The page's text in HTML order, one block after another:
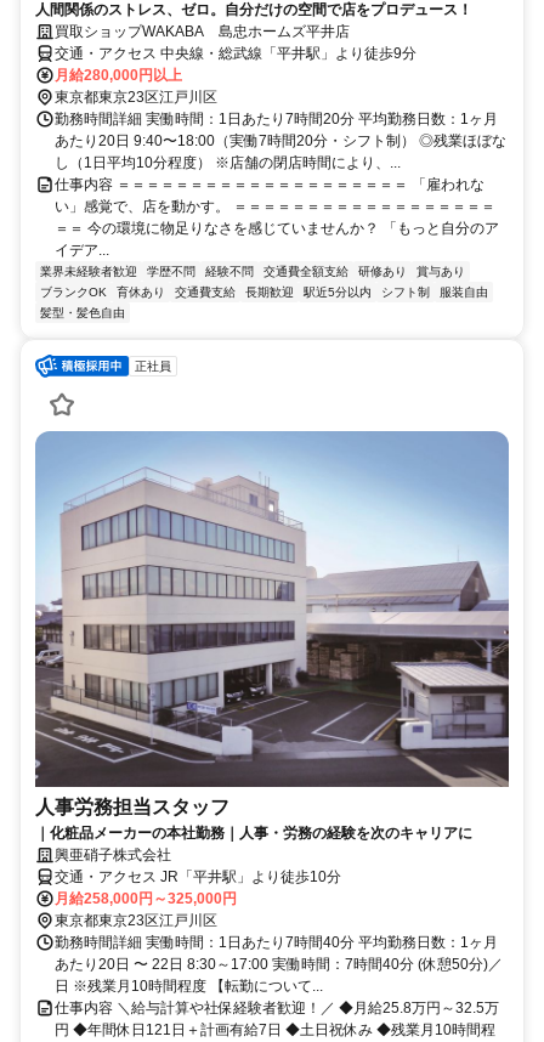
人間関係のストレス、ゼロ。自分だけの空間で店をプロデュース！
買取ショップWAKABA 島忠ホームズ平井店
交通・アクセス 中央線・総武線「平井駅」より徒歩9分
月給280,000円以上
東京都東京23区江戸川区
勤務時間詳細 実働時間：1日あたり7時間20分 平均勤務日数：1ヶ月
あたり20日 9:40〜18:00（実働7時間20分・シフト制） ◎残業ほぼな
し（1日平均10分程度） ※店舗の閉店時間により、...
仕事内容 ＝＝＝＝＝＝＝＝＝＝＝＝＝＝＝＝＝＝＝＝ 「雇われな
い」感覚で、店を動かす。 ＝＝＝＝＝＝＝＝＝＝＝＝＝＝＝＝＝＝
＝＝ 今の環境に物足りなさを感じていませんか？ 「もっと自分のア
イデア...
業界未経験者歓迎 学歴不問 経験不問 交通費全額支給 研修あり
賞与あり
ブランクOK
育休あり 交通費支給 長期歓迎 駅近5分以内 シフト制
服装自由
髪型・髪色自由
正社員
人事労務担当スタッフ
｜化粧品メーカーの本社勤務｜人事・労務の経験を次のキャリアに
興亜硝子株式会社
交通・アクセス JR「平井駅」より徒歩10分
月給258,000円～325,000円
東京都東京23区江戸川区
勤務時間詳細 実働時間：1日あたり7時間40分 平均勤務日数：1ヶ月
あたり20日 〜 22日 8:30～17:00 実働時間：7時間40分 (休憩50分)／
日 ※残業月10時間程度 【転勤について...
仕事内容 ＼給与計算や社保経験者歓迎！／ ◆月給25.8万円～32.5万
円 ◆年間休日121日＋計画有給7日 ◆土日祝休み ◆残業月10時間程